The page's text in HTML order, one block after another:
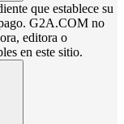
que establece su
G2A.COM no
editora o
en este sitio.